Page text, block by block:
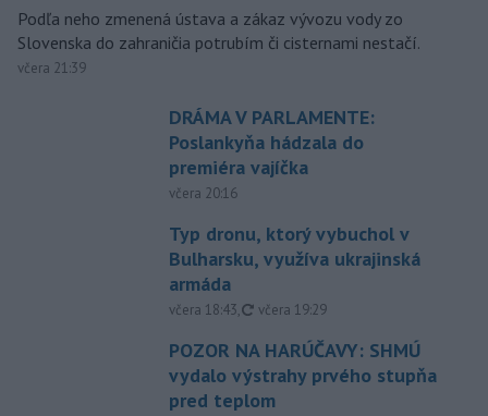
Podľa neho zmenená ústava a zákaz vývozu vody zo
Slovenska do zahraničia potrubím či cisternami nestačí.
včera 21:39
DRÁMA V PARLAMENTE:
Poslankyňa hádzala do
premiéra vajíčka
včera 20:16
Typ dronu, ktorý vybuchol v
Bulharsku, využíva ukrajinská
armáda
včera 18:43, aktualizované
včera 19:29
POZOR NA HARÚČAVY: SHMÚ
vydalo výstrahy prvého stupňa
pred teplom